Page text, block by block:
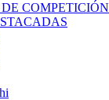
COMPETICIÓN